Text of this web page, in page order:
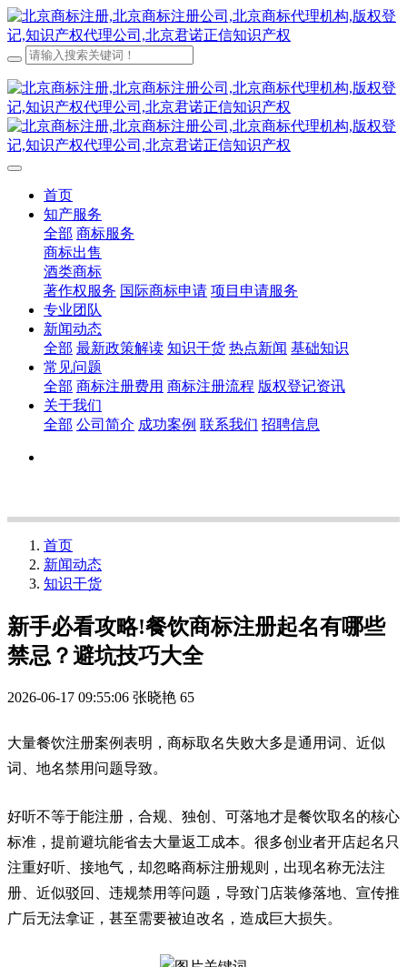
首页
知产服务
全部 商标服务
商标出售
酒类商标
著作权服务 国际商标申请 项目申请服务
专业团队
新闻动态
全部 最新政策解读 知识干货 热点新闻 基础知识
常见问题
全部 商标注册费用 商标注册流程 版权登记资讯
关于我们
全部 公司简介 成功案例 联系我们 招聘信息
首页
新闻动态
知识干货
新手必看攻略!餐饮商标注册起名有哪些
禁忌？避坑技巧大全
2026-06-17 09:55:06 张晓艳 65
大量餐饮注册案例表明，商标取名失败大多是通用词、近似
词、地名禁用问题导致。
好听不等于能注册，合规、独创、可落地才是餐饮取名的核心
标准，提前避坑能省去大量返工成本。很多创业者开店起名只
注重好听、接地气，却忽略商标注册规则，出现名称无法注
册、近似驳回、违规禁用等问题，导致门店装修落地、宣传推
广后无法拿证，甚至需要被迫改名，造成巨大损失。